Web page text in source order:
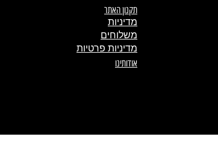
תקנון האתר
מדיניות
משלוחים
מדיניות פרטיות
אודותינו